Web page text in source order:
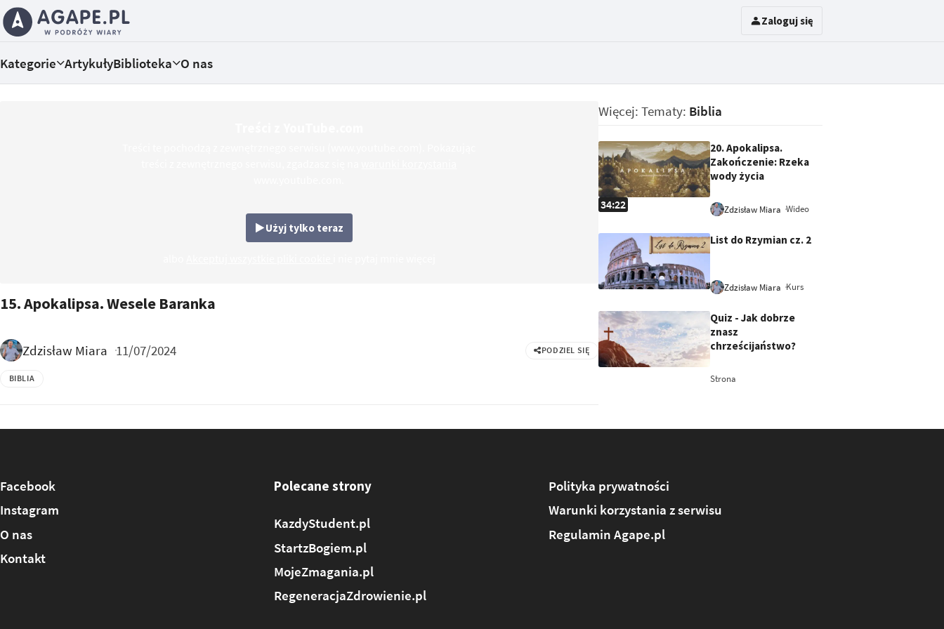
Zaloguj się
Kategorie ArtykułyBiblioteka O nas
Użyj tylko teraz
15. Apokalipsa. Wesele Baranka
Zdzisław Miara 11/07/2024 PODZIEL SIĘ
BIBLIA
Więcej: Tematy: Biblia
34:22
20. Apokalipsa.
Zakończenie: Rzeka
wody życia
Zdzisław Miara Wideo
List do Rzymian cz. 2
Zdzisław Miara Kurs
Quiz - Jak dobrze
znasz
chrześcijaństwo?
Strona
Facebook
Instagram
O nas
Kontakt
Polecane strony
KazdyStudent.pl
StartzBogiem.pl
MojeZmagania.pl
RegeneracjaZdrowienie.pl
Polityka prywatności
Warunki korzystania z serwisu
Regulamin Agape.pl